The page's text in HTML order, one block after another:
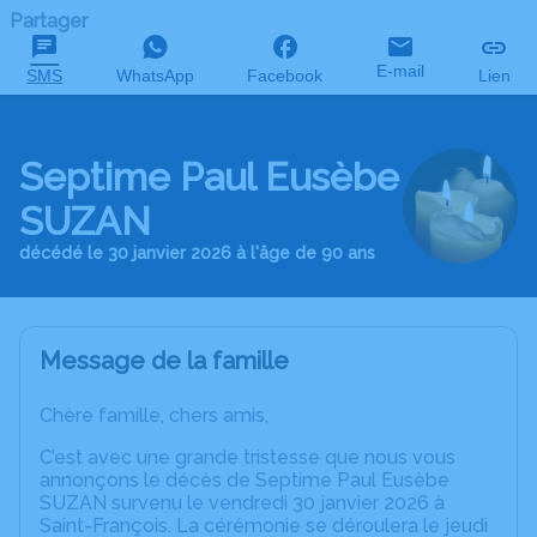
Partager
SMS WhatsApp Facebook E-mail Lien
Septime Paul Eusèbe
SUZAN
décédé le 30 janvier 2026 à l'âge de 90 ans
Message de la famille
Chère famille, chers amis,
C’est avec une grande tristesse que nous vous
annonçons le décès de Septime Paul Eusèbe
SUZAN survenu le vendredi 30 janvier 2026 à
Saint-François. La cérémonie se déroulera le jeudi